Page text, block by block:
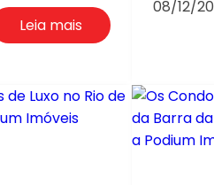
Leia mais
08/12/